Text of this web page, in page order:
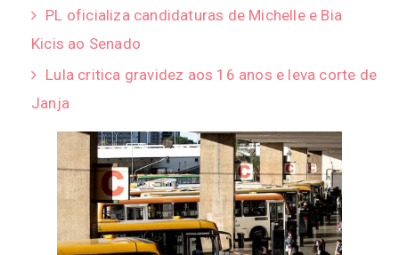
PL oficializa candidaturas de Michelle e Bia
Kicis ao Senado
Lula critica gravidez aos 16 anos e leva corte de
Janja